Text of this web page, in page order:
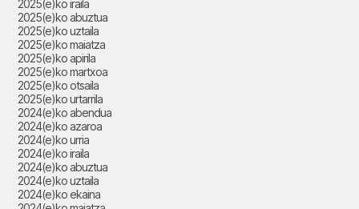
2025(e)ko iraila
2025(e)ko abuztua
2025(e)ko uztaila
2025(e)ko maiatza
2025(e)ko apirila
2025(e)ko martxoa
2025(e)ko otsaila
2025(e)ko urtarrila
2024(e)ko abendua
2024(e)ko azaroa
2024(e)ko urria
2024(e)ko iraila
2024(e)ko abuztua
2024(e)ko uztaila
2024(e)ko ekaina